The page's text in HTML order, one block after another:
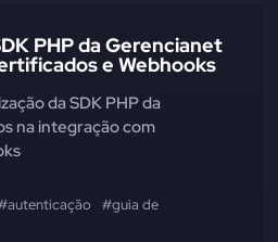
PHP da Gerencianet
e Webhooks
da SDK PHP da
na integração com
#guia de